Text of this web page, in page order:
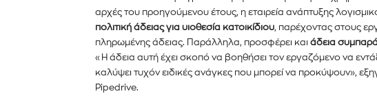
αρχές του προηγούμενου έτους, η εταιρεία ανάπτυξης
πολιτική άδειας για υιοθεσία κατοικίδιου, παρέχοντας στους
πληρωμένης άδειας. Παράλληλα, προσφέρει και άδεια
«Η άδεια αυτή έχει σκοπό να βοηθήσει τον εργαζόμενο να
καλύψει τυχόν ειδικές ανάγκες που μπορεί να προκύψουν»,
Pipedrive.